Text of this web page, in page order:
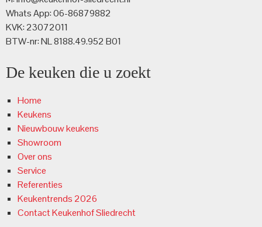
Whats App: 06-86879882
KVK: 23072011
BTW-nr: NL 8188.49.952 B01
De keuken die u zoekt
Home
Keukens
Nieuwbouw keukens
Showroom
Over ons
Service
Referenties
Keukentrends 2026
Contact Keukenhof Sliedrecht